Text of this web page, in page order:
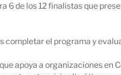
6 de los 12 finalistas que
completar el programa y
apoya a organizaciones